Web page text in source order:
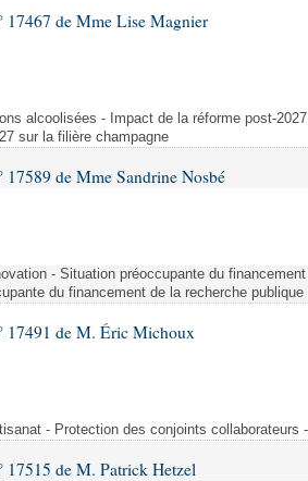
17467 de Mme Lise Magnier
alcoolisées - Impact de la réforme post-
sur la filière champagne
17589 de Mme Sandrine Nosbé
- Situation préoccupante du
du financement de la recherche publique
17491 de M. Éric Michoux
- Protection des conjoints collaborateurs
17515 de M. Patrick Hetzel